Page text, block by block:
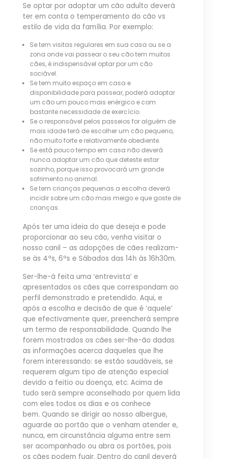
Se optar por adoptar um cão adulto deverá
ter em conta o temperamento do cão vs
estilo de vida da família. Por exemplo:
Se tem visitas regulares em sua casa ou se a
zona onde vai passear o seu cão tem muitos
cães, é indispensável optar por um cão
sociável.
Se tem muito espaço em casa e
disponibilidade para passear, poderá adoptar
um cão um pouco mais enérgico e com
bastante necessidade de exercício.
Se o responsável pelos passeios for alguém de
mais idade terá de escolher um cão pequeno,
não muito forte e relativamente obediente.
Se está pouco tempo em casa não deverá
nunca adoptar um cão que deteste estar
sozinho, porque isso provocará um grande
sofrimento no animal.
Se tem crianças pequenas a escolha deverá
incidir sobre um cão mais meigo e que goste de
crianças.
Após ter uma ideia do que deseja e pode
proporcionar ao seu cão, venha visitar o
nosso canil – as adopções de cães realizam-
se às 4ªs, 6ªs e Sábados das 14h às 16h30m.
Ser-lhe-á feita uma ‘entrevista’ e
apresentados os cães que correspondam ao
perfil demonstrado e pretendido. Aqui, e
após a escolha e decisão de que é ‘aquele’
que efectivamente quer, preencherá sempre
um termo de responsabilidade. Quando lhe
forem mostrados os cães ser-lhe-ão dadas
as informações acerca daqueles que lhe
forem interessando: se estão saudáveis, se
requerem algum tipo de atenção especial
devido a feitio ou doença, etc. Acima de
tudo será sempre aconselhado por quem lida
com eles todos os dias e os conhece
bem. Quando se dirigir ao nosso albergue,
aguarde ao portão que o venham atender e,
nunca, em circunstância alguma entre sem
ser acompanhado ou abra os portões, pois
os cães podem fugir. Dentro do canil deverá